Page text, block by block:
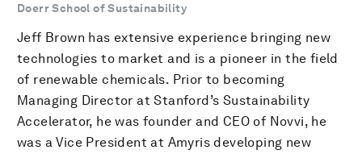
Doerr School of Sustainability
Jeff Brown has extensive experience bringing new
technologies to market and is a pioneer in the field
of renewable chemicals. Prior to becoming
Managing Director at Stanford’s Sustainability
Accelerator, he was founder and CEO of Novvi, he
was a Vice President at Amyris developing new